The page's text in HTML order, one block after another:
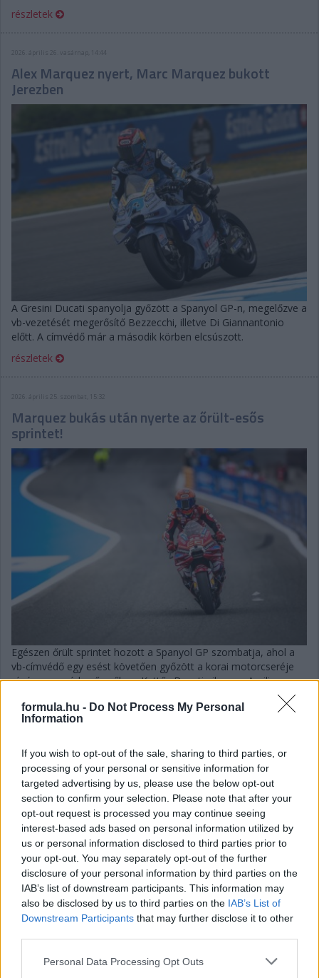
formula.hu - Do Not Process My Personal
Information
If you wish to opt-out of the sale, sharing to third parties, or
processing of your personal or sensitive information for
targeted advertising by us, please use the below opt-out
section to confirm your selection. Please note that after your
opt-out request is processed you may continue seeing
interest-based ads based on personal information utilized by
us or personal information disclosed to third parties prior to
your opt-out. You may separately opt-out of the further
disclosure of your personal information by third parties on the
IAB’s list of downstream participants. This information may
also be disclosed by us to third parties on the IAB’s List of
Downstream Participants that may further disclose it to other
Please note that this website/app uses one or more Google
Personal Data Processing Opt Outs
részletek
2026. április 26. vasárnap, 14:44
Alex Marquez nyert, Marc Marquez bukott
Jerezben
A Gresini Ducati spanyolja győzött a Spanyol GP-n, megelőzve a
vb-vezetését megerősítő Bezzecchi, illetve Di Giannantonio
előtt. A címvédő már a második körben elcsúszott.
részletek
2026. április 25. szombat, 15:32
Marquez bukás után nyerte az őrült-esős
sprintet!
Egészen őrült sprintet hozott a Spanyol GP szombatja, ahol a
vb-címvédő egy esést követően győzött a korai motorcseréje
révén a megérkező esőben. Kettős Ducati-siker, az Aprilia
részletek
2026. március 28. szombat, 21:42
Martin őrült sprintet nyert, Marquez és
Bezzecchi is bukott